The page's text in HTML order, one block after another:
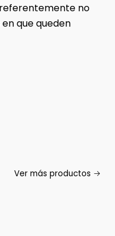
no
que queden
Ver más productos